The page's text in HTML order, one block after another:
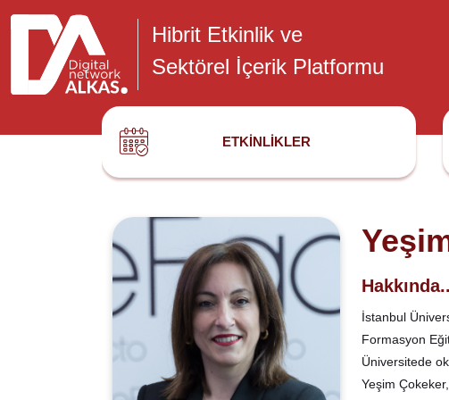
Hibrit Etkinlik ve
Sektörel İçerik Platformu
ETKINLIKLER
İstanbul
Formasyon
Üniversitede
Yeşim